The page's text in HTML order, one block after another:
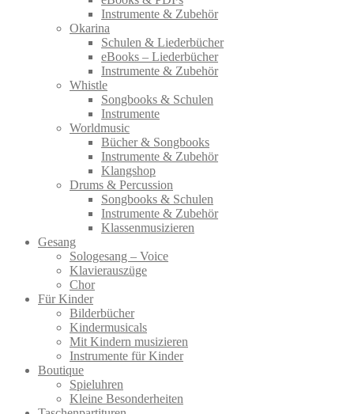
Instrumente & Zubehör
Okarina
Schulen & Liederbücher
eBooks – Liederbücher
Instrumente & Zubehör
Whistle
Songbooks & Schulen
Instrumente
Worldmusic
Bücher & Songbooks
Instrumente & Zubehör
Klangshop
Drums & Percussion
Songbooks & Schulen
Instrumente & Zubehör
Klassenmusizieren
Gesang
Sologesang – Voice
Klavierauszüge
Chor
Für Kinder
Bilderbücher
Kindermusicals
Mit Kindern musizieren
Instrumente für Kinder
Boutique
Spieluhren
Kleine Besonderheiten